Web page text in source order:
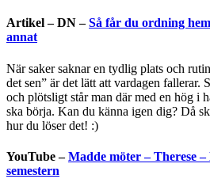
Artikel – DN –Så får du ordning
annat
När saker saknar en tydlig plats och
det sen” är det lätt att vardagen fallerar.
och plötsligt står man där med en hög i
ska börja. Kan du känna igen dig? Då
hur du löser det! :)
YouTube –Madde möter – Therese
semestern